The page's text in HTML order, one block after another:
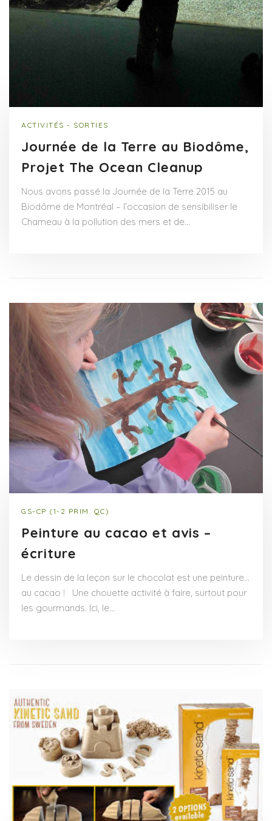
ACTIVITÉS - SORTIES
Journée de la Terre au Biodôme,
Projet The Ocean Cleanup
Nous avons passé la Journée de la Terre 2015 au
Biodôme de Montréal – l’occasion de sensibiliser le
Chameau à la pollution des mers et de…
GS-CP (1-2 PRIM. QC)
Peinture au cacao et avis –
écriture
Le dessin de la leçon sur le chocolat est une peinture…
au cacao ! Une chouette activité à faire, surtout pour
les gourmands. Ici, le…